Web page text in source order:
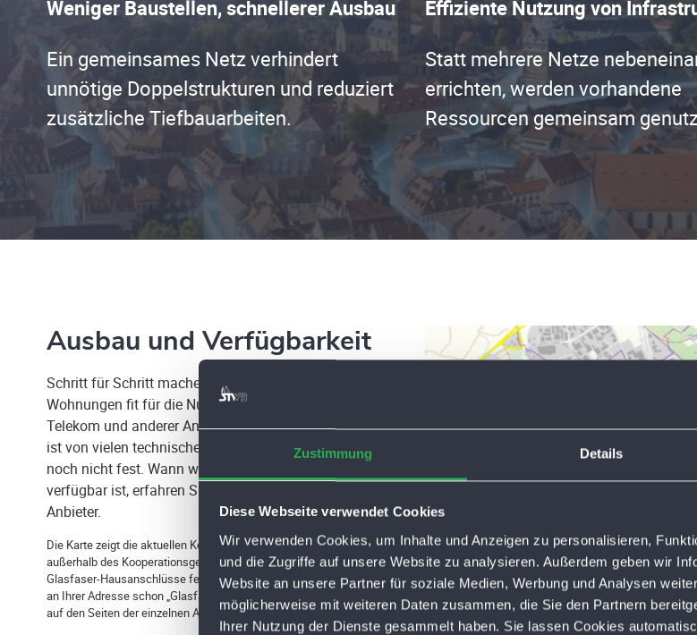
Zustimmung Details
Diese Webseite verwendet Cookies
Wir verwenden Cookies, um Inhalte und Anzeigen zu personalisieren,
und die Zugriffe auf unsere Website zu analysieren. Außerdem geben wir
Website an unsere Partner für soziale Medien, Werbung und Analysen
möglicherweise mit weiteren Daten zusammen, die Sie den Partnern
Ihrer Nutzung der Dienste gesammelt haben. Sie lassen Cookies
Weniger Baustellen, schnellerer Ausbau
Ein gemeinsames Netz verhindert
unnötige Doppelstrukturen und reduziert
zusätzliche Tiefbauarbeiten.
Effiziente Nutzung von
Statt mehrere Netze
errichten, werden vorhandene
Ressourcen gemeinsam
Ausbau und Verfügbarkeit
Schritt für Schritt machen wir weitere Gebäude und
Wohnungen fit für die Nutzung von Glasfasertarifen der
Telekom und anderer Anbieter. Die genaue Reihenfolge
ist von vielen technischen Details abhängig und steht
noch nicht fest. Wann welcher Tarif an Ihrer Adresse
verfügbar ist, erfahren Sie direkt beim jeweiligen
Anbieter.
Die Karte zeigt die aktuellen Kooperations-Ausbaugebiete. Auch
außerhalb des Kooperationsgebiets sind bereits zahlreiche
Glasfaser-Hausanschlüsse fertiggestellt. Ob zum aktuellen Zeitpunkt
an Ihrer Adresse schon „Glasfaser-Tarife“ verfügbar sind, finden Sie
auf den Seiten der einzelnen Anbieter.